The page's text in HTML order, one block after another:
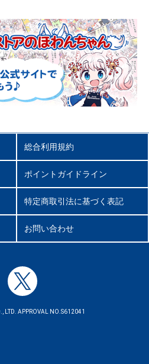
総合利用規約
ポイントガイドライン
特定商取引法に基づく表記
お問い合わせ
LTD. APPROVAL NO.S612041